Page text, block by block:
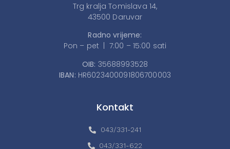
Trg kralja Tomislava 14,
43500 Daruvar
Radno vrijeme:
Pon – pet | 7:00 – 15:00 sati
OIB: 35688993528
IBAN: HR6023400091806700003
Kontakt
043/331-241
043/331-622